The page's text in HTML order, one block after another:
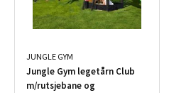
JUNGLE GYM
Jungle Gym legetårn Club
m/rutsjebane og